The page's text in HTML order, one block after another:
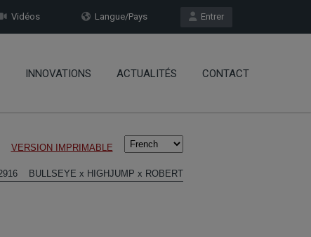
Entrer
Langue/Pays
Vidéos
INNOVATIONS ACTUALITÉS CONTACT